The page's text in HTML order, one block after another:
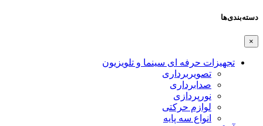
دسته‌بندی‌ها
×
تجهیزات حرفه ای سینما و تلویزیون
تصویربرداری
صدابرداری
نورپردازی
لوازم حرکتی
انواع سه پایه